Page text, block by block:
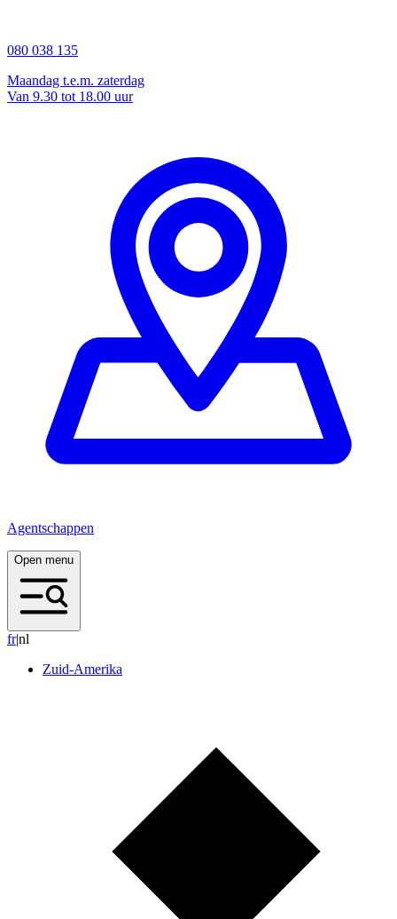
080 038 135
Maandag t.e.m. zaterdag
Van 9.30 tot 18.00 uur
Agentschappen
Open menu
fr|nl
Zuid-Amerika